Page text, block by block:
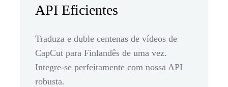
API Eficientes
Traduza e duble centenas de vídeos de
CapCut para Finlandês de uma vez.
Integre-se perfeitamente com nossa API
robusta.